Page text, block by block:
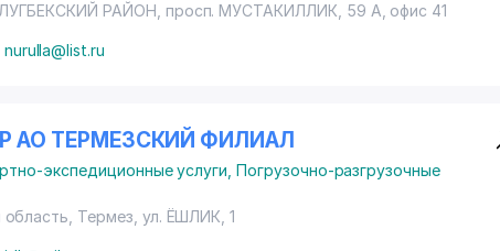
РАЙОН просп. МУСТАКИЛЛИК , 59 А, офис 41
nurulla@list.ru
АО ТЕРМЕЗСКИЙ ФИЛИАЛ
экспедиционные услуги ,Погрузочно-разгрузочные
Термез, ул. ЁШЛИК , 1